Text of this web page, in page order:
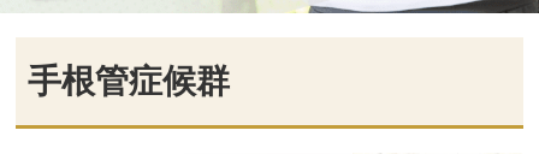
手根管症候群